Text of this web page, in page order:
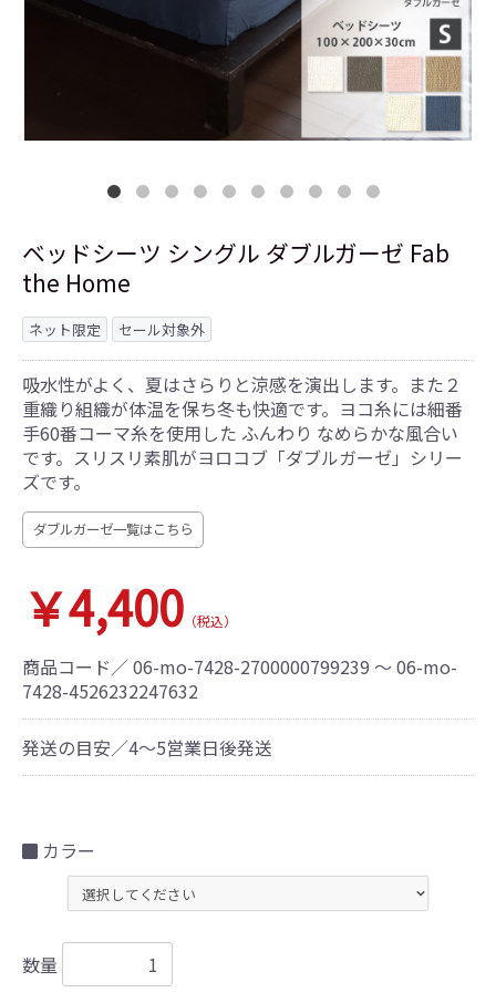
ベッドシーツ シングル ダブルガーゼ Fab
the Home
ネット限定 セール対象外
吸水性がよく、夏はさらりと涼感を演出します。また２
重織り組織が体温を保ち冬も快適です。ヨコ糸には細番
手60番コーマ糸を使用した ふんわり なめらかな風合い
です。スリスリ素肌がヨロコブ「ダブルガーゼ」シリー
ズです。
ダブルガーゼ一覧はこちら
￥4,400 （税込）
商品コード／ 06-mo-7428-2700000799239 ～ 06-mo-
7428-4526232247632
発送の目安／4～5営業日後発送
カラー
数量